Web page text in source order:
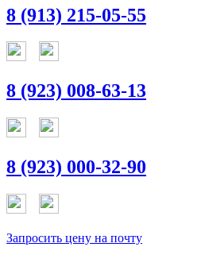
8 (913) 215-05-55
8 (923) 008-63-13
8 (923) 000-32-90
Запросить цену на почту